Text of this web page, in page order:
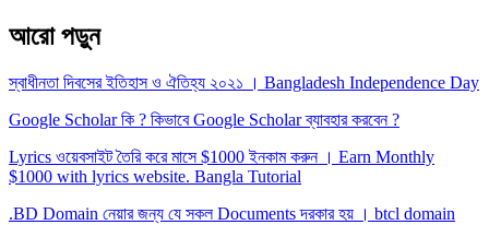
আরো পড়ুন
স্বাধীনতা দিবসের ইতিহাস ও ঐতিহ্য ২০২১ । Bangladesh Independence Day
Google Scholar কি ? কিভাবে Google Scholar ব্যাবহার করবেন ?
Lyrics ওয়েবসাইট তৈরি করে মাসে $1000 ইনকাম করুন । Earn Monthly
$1000 with lyrics website. Bangla Tutorial
.BD Domain নেয়ার জন্য যে সকল Documents দরকার হয় । btcl domain